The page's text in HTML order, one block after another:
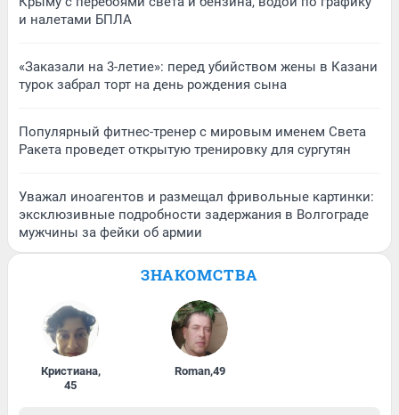
и налетами БПЛА
«Заказали на 3-летие»: перед убийством жены в Казани
турок забрал торт на день рождения сына
Популярный фитнес-тренер с мировым именем Света
Ракета проведет открытую тренировку для сургутян
Уважал иноагентов и размещал фривольные картинки:
эксклюзивные подробности задержания в Волгограде
мужчины за фейки об армии
ЗНАКОМСТВА
Кристиана,
45
Roman,49